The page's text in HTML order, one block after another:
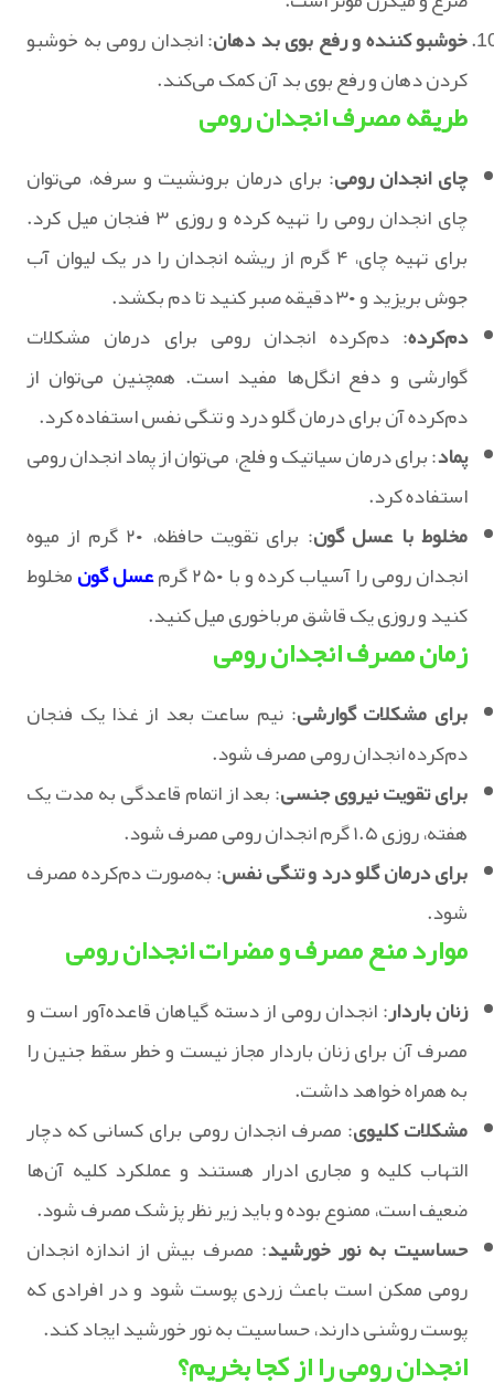
خوشبو کننده و رفع بوی بد دهان: انجدان رومی به خوشبو
کردن دهان و رفع بوی بد آن کمک می‌کند.
طریقه مصرف انجدان رومی
چای انجدان رومی: برای درمان برونشیت و سرفه، می‌توان
چای انجدان رومی را تهیه کرده و روزی ۳ فنجان میل کرد.
برای تهیه چای، ۴ گرم از ریشه انجدان را در یک لیوان آب
جوش بریزید و ۳۰ دقیقه صبر کنید تا دم بکشد.
دم‌کرده: دم‌کرده انجدان رومی برای درمان مشکلات
گوارشی و دفع انگل‌ها مفید است. همچنین می‌توان از
دم‌کرده آن برای درمان گلو درد و تنگی نفس استفاده کرد.
پماد: برای درمان سیاتیک و فلج، می‌توان از پماد انجدان رومی
استفاده کرد.
مخلوط با عسل گون
: برای تقویت حافظه، ۲۰ گرم از میوه
انجدان رومی را آسیاب کرده و با ۲۵۰ گرم
عسل گونمخلوط
کنید و روزی یک قاشق مرباخوری میل کنید.
زمان مصرف انجدان رومی
برای مشکلات گوارشی: نیم ساعت بعد از غذا یک فنجان
دم‌کرده انجدان رومی مصرف شود.
برای تقویت نیروی جنسی: بعد از اتمام قاعدگی به مدت یک
هفته، روزی ۱.۵ گرم انجدان رومی مصرف شود.
برای درمان گلو درد و تنگی نفس: به‌صورت دم‌کرده مصرف
شود.
موارد منع مصرف و مضرات انجدان رومی
زنان باردار: انجدان رومی از دسته گیاهان قاعده‌آور است و
مصرف آن برای زنان باردار مجاز نیست و خطر سقط جنین را
به همراه خواهد داشت.
مشکلات کلیوی: مصرف انجدان رومی برای کسانی که دچار
التهاب کلیه و مجاری ادرار هستند و عملکرد کلیه آن‌ها
ضعیف است، ممنوع بوده و باید زیر نظر پزشک مصرف شود.
حساسیت به نور خورشید: مصرف بیش از اندازه انجدان
رومی ممکن است باعث زردی پوست شود و در افرادی که
پوست روشنی دارند، حساسیت به نور خورشید ایجاد کند.
انجدان رومی را از کجا بخریم؟